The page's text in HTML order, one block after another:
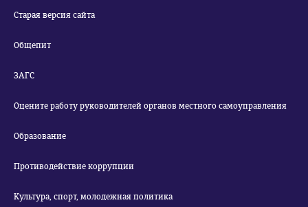
Старая версия сайта
Общепит
ЗАГС
Оцените работу руководителей органов местного самоуправления
Образование
Противодействие коррупции
Культура, спорт, молодежная политика